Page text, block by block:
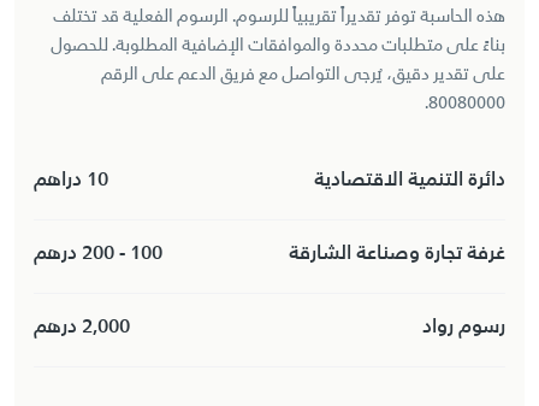
هذه الحاسبة توفر تقديراً تقريبياً للرسوم. الرسوم الفعلية قد تختلف
بناءً على متطلبات محددة والموافقات الإضافية المطلوبة. للحصول
على تقدير دقيق، يُرجى التواصل مع فريق الدعم على الرقم
80080000.
دائرة التنمية الاقتصادية 10 دراهم
غرفة تجارة وصناعة الشارقة 100 - 200 درهم
رسوم رواد 2,000 درهم